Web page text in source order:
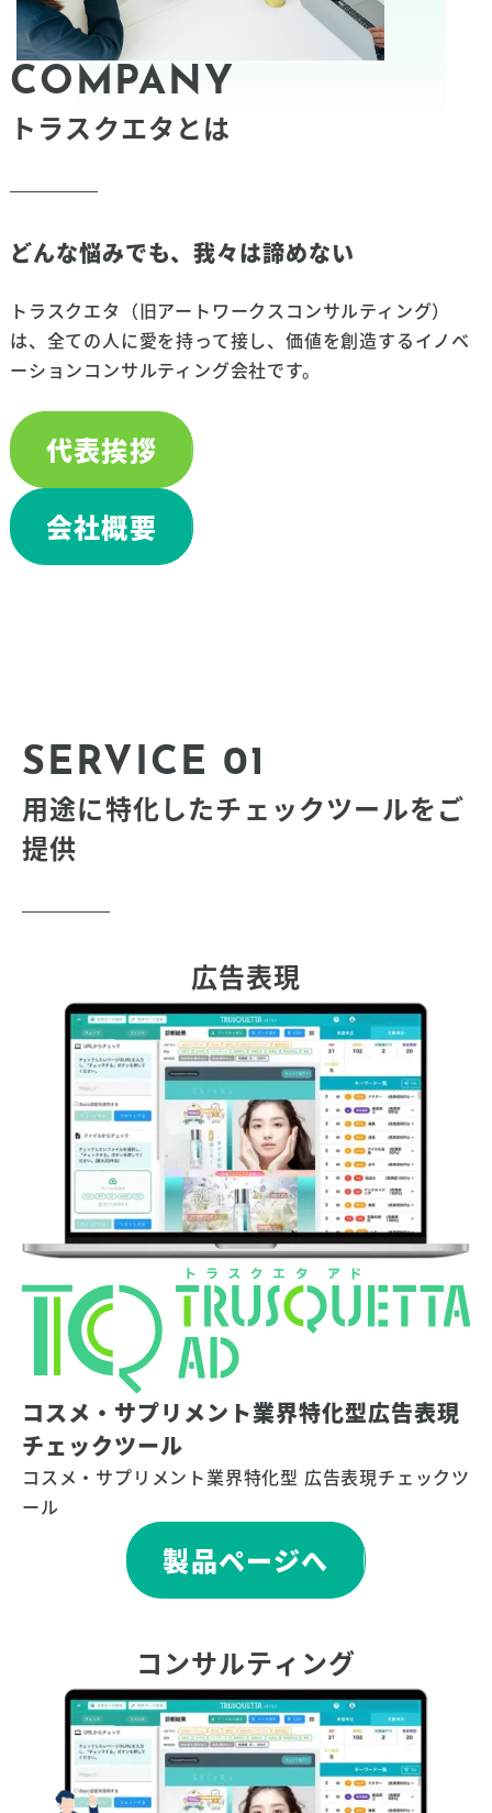
COMPANY
トラスクエタとは
どんな悩みでも、我々は諦めない
トラスクエタ（旧アートワークスコンサルティング）
は、全ての人に愛を持って接し、価値を創造するイノベ
ーションコンサルティング会社です。
代表挨拶
会社概要
SERVICE 01
用途に特化したチェックツールをご
提供
広告表現
コスメ・サプリメント業界特化型広告表現
チェックツール
コスメ・サプリメント業界特化型 広告表現チェックツ
ール
製品ページへ
コンサルティング